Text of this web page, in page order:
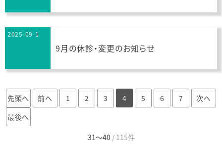
2025-09-1
9月の休診・変更のお知らせ
先頭へ 前へ 1 2 3 4 5 6 7
次へ
最後へ
31〜40 / 115件